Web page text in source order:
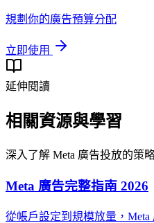
規劃你的廣告預算分配
立即使用
延伸閱讀
相關資源與學習
深入了解 Meta 廣告投放的策
Meta 廣告完整指南 2026
從帳戶設定到規模放量，Meta